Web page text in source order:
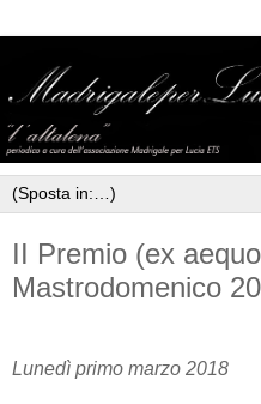
II Premio (ex
Mastrodomenico
Lunedì primo marzo 2018